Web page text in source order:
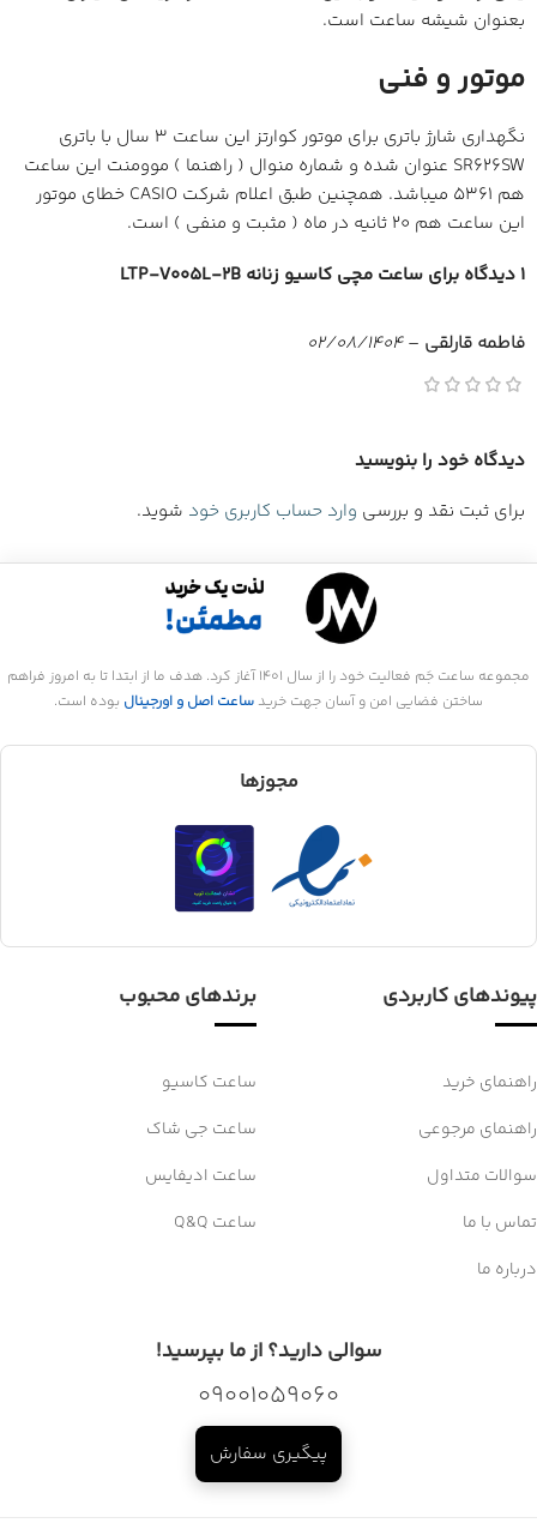
بعنوان شیشه ساعت است.
موتور و فنی
نگهداری شارژ باتری برای موتور کوارتز این ساعت 3 سال با باتری
SR626SW عنوان شده و شماره منوال ( راهنما ) موومنت این ساعت
هم 5361 میباشد. همچنین طبق اعلام شرکت CASIO خطای موتور
این ساعت هم 20 ثانیه در ماه ( مثبت و منفی ) است.
1 دیدگاه برای
ساعت مچی کاسیو زنانه LTP-V005L-2B
فاطمه قارلقی –
02/08/1404
دیدگاه خود را بنویسید
برای ثبت نقد و بررسی وارد حساب کاربری خود شوید.
مجموعه ساعت جَم فعالیت خود را از سال 1401 آغاز کرد. هدف ما از ابتدا تا به امروز فراهم
ساختن فضایی امن و آسان جهت خرید ساعت اصل و اورجینال بوده است.
مجوزها
پیوندهای کاربردی
راهنمای خرید
راهنمای مرجوعی
سوالات متداول
تماس با ما
درباره ما
برندهای محبوب
ساعت کاسیو
ساعت جی شاک
ساعت ادیفایس
ساعت Q&Q
سوالی دارید؟ از ما بپرسید!
09001059060
پیگیری سفارش